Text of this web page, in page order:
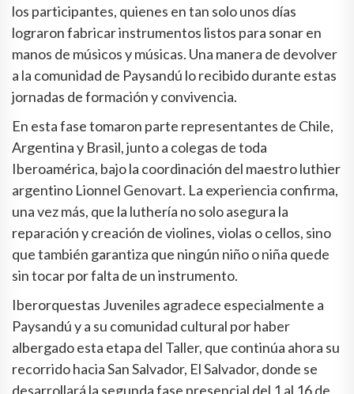
los participantes, quienes en tan solo unos días
lograron fabricar instrumentos listos para sonar en
manos de músicos y músicas. Una manera de devolver
a la comunidad de Paysandú lo recibido durante estas
jornadas de formación y convivencia.
En esta fase tomaron parte representantes de Chile,
Argentina y Brasil, junto a colegas de toda
Iberoamérica, bajo la coordinación del maestro luthier
argentino Lionnel Genovart. La experiencia confirma,
una vez más, que la luthería no solo asegura la
reparación y creación de violines, violas o cellos, sino
que también garantiza que ningún niño o niña quede
sin tocar por falta de un instrumento.
Iberorquestas Juveniles agradece especialmente a
Paysandú y a su comunidad cultural por haber
albergado esta etapa del Taller, que continúa ahora su
recorrido hacia San Salvador, El Salvador, donde se
desarrollará la segunda fase presencial del 1 al 16 de